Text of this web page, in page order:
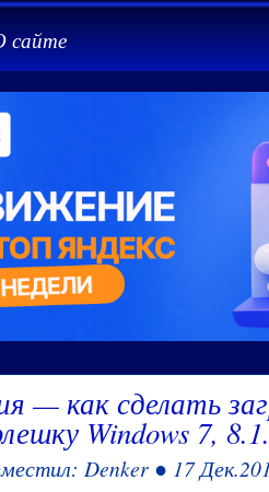
сайте
— как сделать
Windows 7, 8.1.
Denker ● 17